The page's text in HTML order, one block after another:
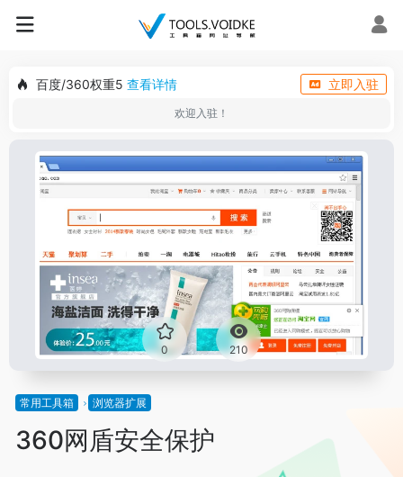
百度/360权重5 查看详情 立即入驻
欢迎入驻！
0 210
常用工具箱 浏览器扩展
360网盾安全保护